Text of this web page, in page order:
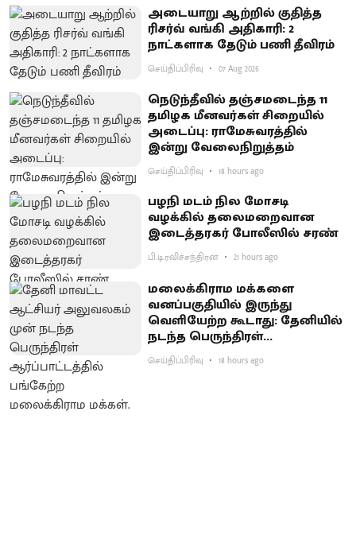
அடையாறு ஆற்றில் குதித்த
ரிசர்வ் வங்கி அதிகாரி: 2
நாட்களாக தேடும் பணி தீவிரம்
செய்திப்பிரிவு 07 Aug 2026
நெடுந்தீவில் தஞ்சமடைந்த 11
தமிழக மீனவர்கள் சிறையில்
அடைப்பு: ராமேசுவரத்தில்
இன்று வேலைநிறுத்தம்
செய்திப்பிரிவு 18 hours ago
பழநி மடம் நில மோசடி
வழக்கில் தலைமறைவான
இடைத்தரகர் போலீஸில் சரண்
பி.டி.ரவிச்சந்திரன் 21 hours ago
மலைக்கிராம மக்களை
வனப்பகுதியில் இருந்து
வெளியேற்ற கூடாது: தேனியில்
நடந்த பெருந்திரள்
ஆர்ப்பாட்டத்தில் வலியுறுத்தல்
செய்திப்பிரிவு 18 hours ago